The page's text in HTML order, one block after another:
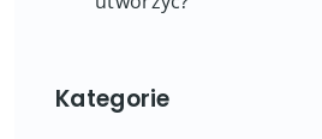
Kategorie